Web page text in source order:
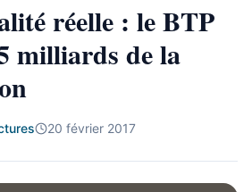
réelle : le BTP
milliards de la
20 février 2017